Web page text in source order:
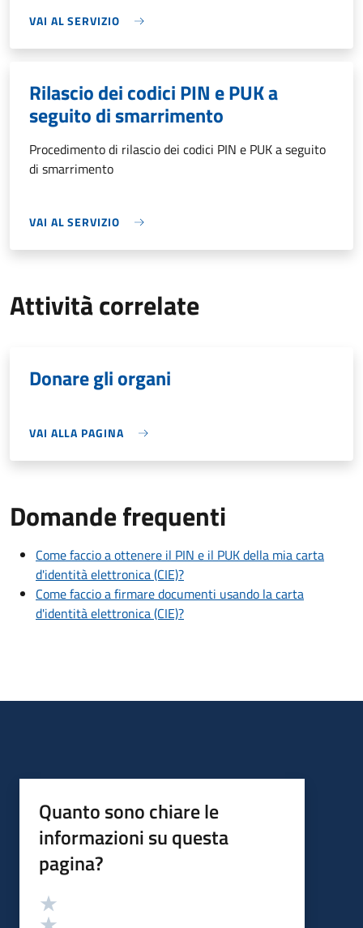
VAI AL SERVIZIO
Rilascio dei codici PIN e PUK a
seguito di smarrimento
Procedimento di rilascio dei codici PIN e PUK a seguito
di smarrimento
VAI AL SERVIZIO
Attività correlate
Donare gli organi
VAI ALLA PAGINA
Domande frequenti
Come faccio a ottenere il PIN e il PUK della mia carta
d'identità elettronica (CIE)?
Come faccio a firmare documenti usando la carta
d'identità elettronica (CIE)?
Quanto sono chiare le
informazioni su questa
pagina?
Valutazione